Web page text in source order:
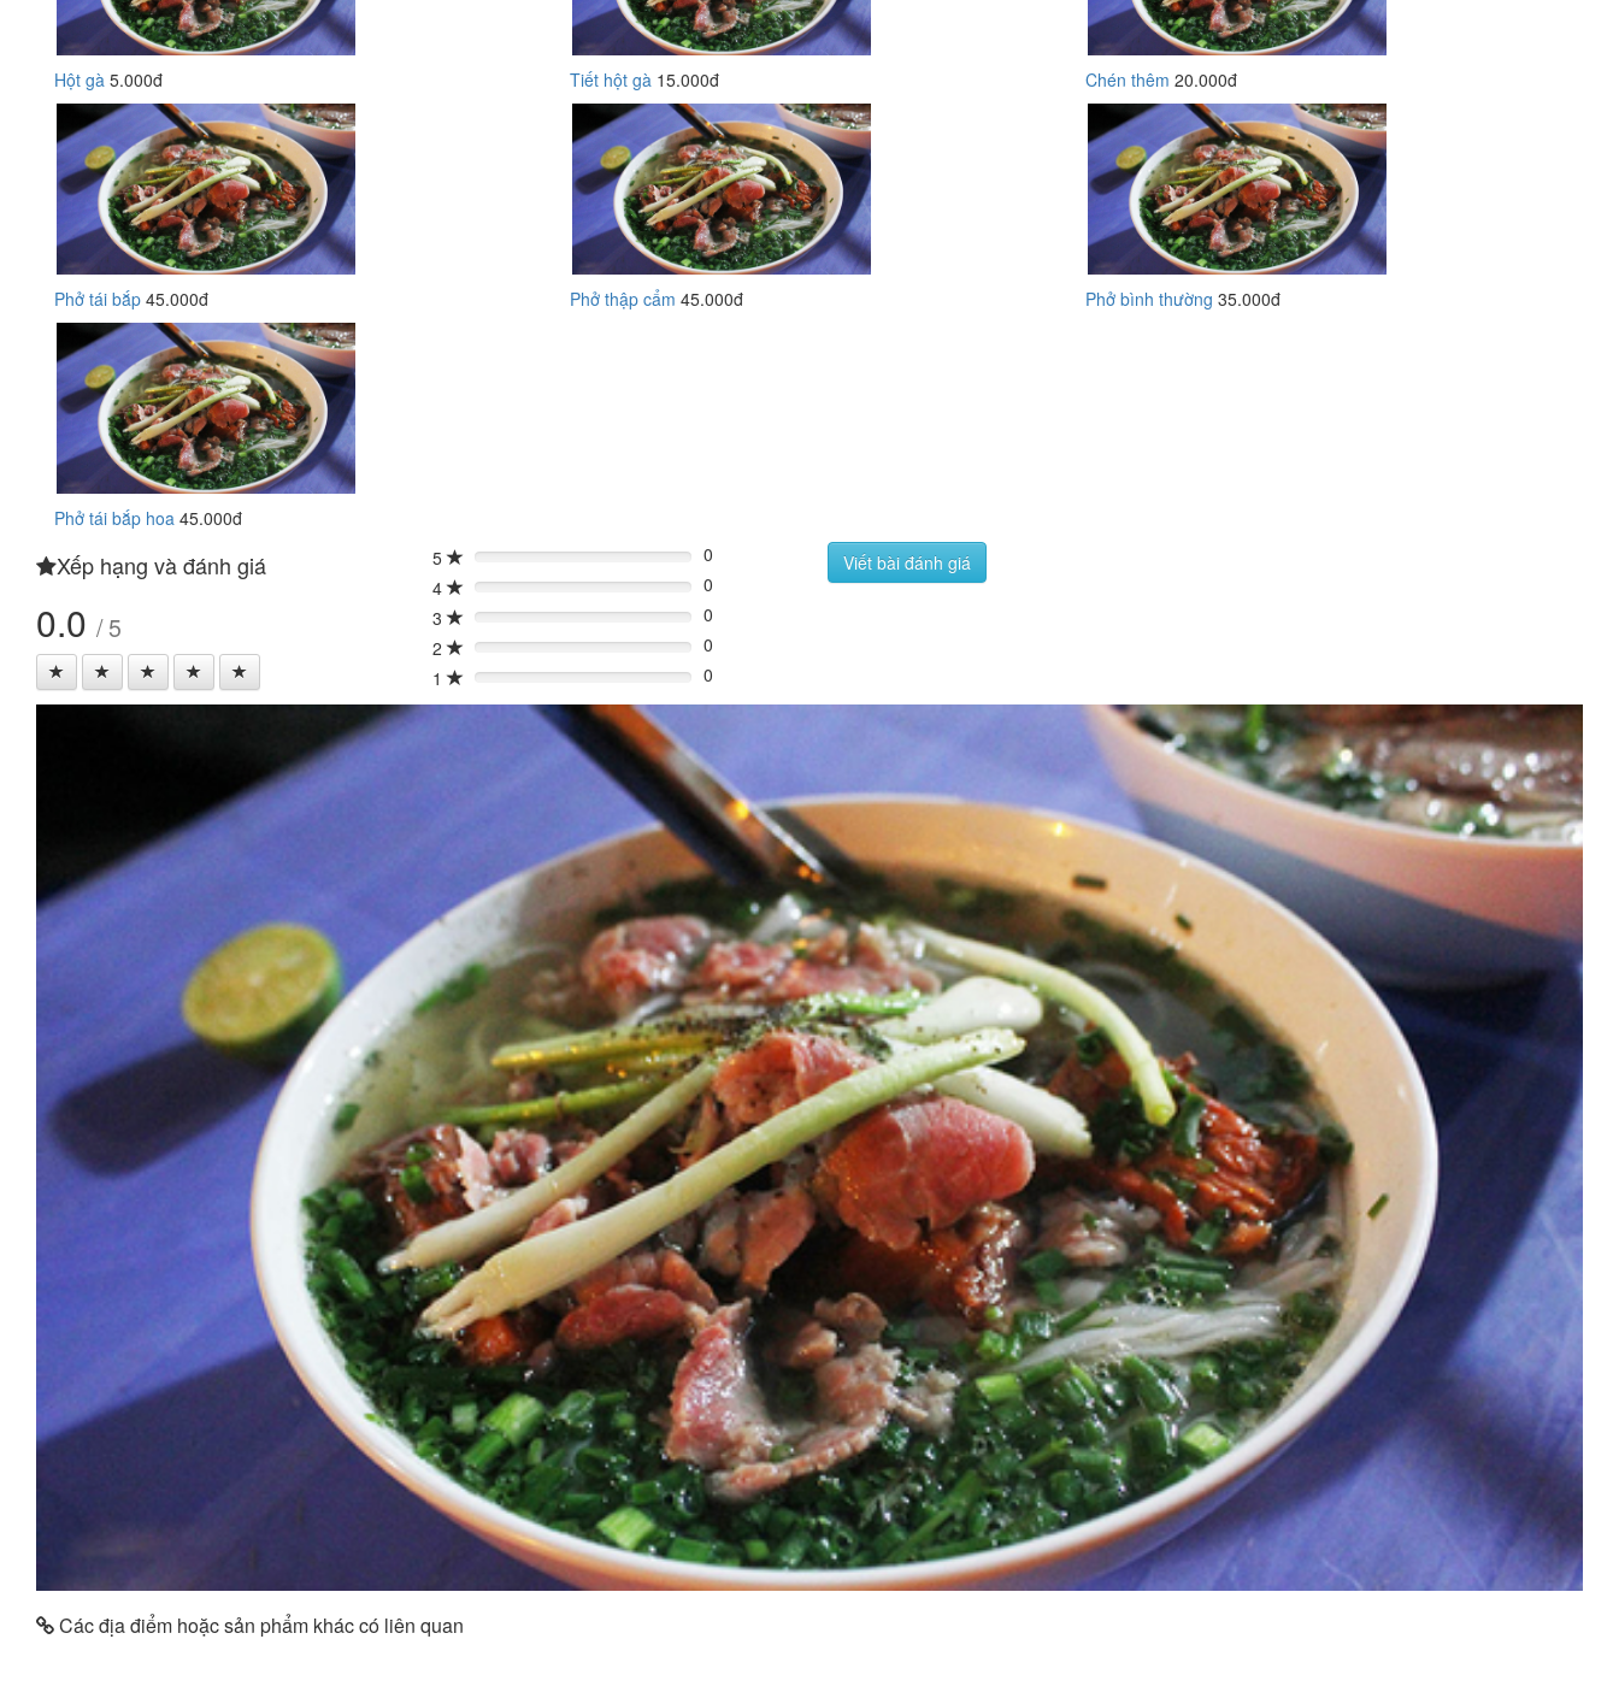
Hột gà 5.000đ Tiết hột gà 15.000đ Chén thêm 20.000đ
Phở tái bắp 45.000đ Phở thập cẩm 45.000đ Phở bình thường 35.000đ
Phở tái bắp hoa 45.000đ
Xếp hạng và đánh giá
0.0 / 5
5 0%
0
4
0%
0
3
0%
0
2
0%
0
1
0% 0
Viết bài đánh giá
Các địa điểm hoặc sản phẩm khác có liên quan